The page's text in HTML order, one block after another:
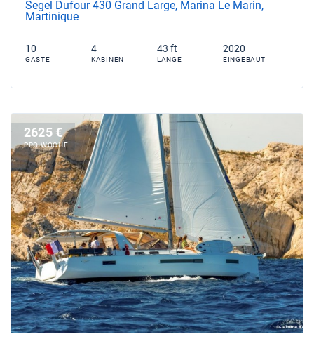
Segel Dufour 430 Grand Large, Marina Le Marin,
Martinique
10
GASTE
4
KABINEN
43 ft
LANGE
2020
EINGEBAUT
2625 €
PRO WOCHE